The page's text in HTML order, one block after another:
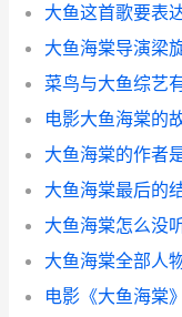
大鱼这首歌要表
大鱼海棠导演梁
菜鸟与大鱼综艺
电影大鱼海棠的
大鱼海棠的作者
大鱼海棠最后的
大鱼海棠怎么没
大鱼海棠全部人
电影《大鱼海棠